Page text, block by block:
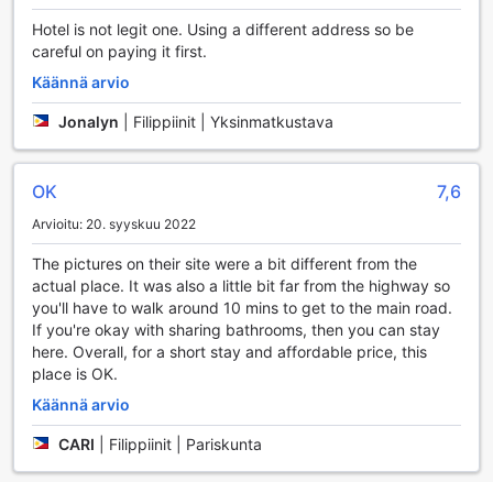
että huoneesi pysyy aina siistinä ja viihtyisänä.
Kuivapesupalvelu on saatavilla, mikä helpottaa
matkustamista ja varmistaa, että vaatteesi pysyvät
raikkaina ja hyväkuntoisina koko oleskelusi ajan. Tropical
arvostat mukavuutta ja käytännöllisyyttä matkasi aikana.
Kuljetusmahdollisuudet Tropical Breeze Hostel - Cebu
Centerissä
Tropical Breeze Hostel - Cebu Center tarjoaa erinomaiset
kuljetusmahdollisuudet, jotka tekevät vierailustasi
mahdollisimman vaivattoman. Hostellin alueella on ilmainen
pysäköintimahdollisuus, mikä on täydellinen ratkaisu
matkailijoille, jotka saapuvat omalla autolla. Pysäköintialue
sijaitsee kätevästi paikan päällä, joten voit jättää autosi
turvallisesti ja keskittyä nauttimaan lomastasi.
Ilmainen pysäköinti tekee Tropical Breeze Hostelista
erinomaisen valinnan niin lyhyille kuin pidemmillekin
vierailuille. Voit helposti tutustua Cebu Cityn nähtävyyksiin
ja nauttia alueen kulttuurista ilman huolta
pysäköintimaksuista. Olitpa sitten matkalla ystävien tai
Hotel is not legit one. Using a different address so be
careful on paying it first.
Käännä arvio
Jonalyn Filippiinit | Yksinmatkustava
OK 7,6
Arvioitu: 20. syyskuu 2022
The pictures on their site were a bit different from the
actual place. It was also a little bit far from the highway so
you'll have to walk around 10 mins to get to the main road.
If you're okay with sharing bathrooms, then you can stay
here. Overall, for a short stay and affordable price, this
place is OK.
Käännä arvio
CARI Filippiinit | Pariskunta